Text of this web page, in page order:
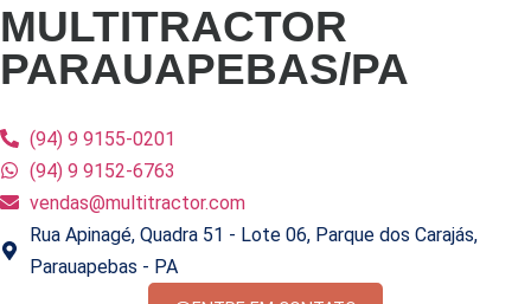
MULTITRACTOR
PARAUAPEBAS/PA
(94) 9 9155-0201
(94) 9 9152-6763
vendas@multitractor.com
Rua Apinagé, Quadra 51 - Lote 06, Parque dos Carajás,
Parauapebas - PA